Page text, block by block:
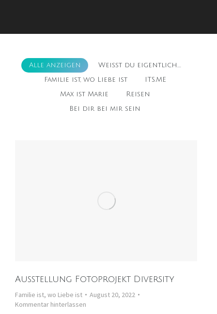
Alle anzeigen
Weißt du eigentlich....
Familie ist, wo Liebe ist
ITS.ME
Max ist Marie
Reisen
Bei dir bei mir sein
Ausstellung Fotoprojekt Diversity
Familie ist, wo Liebe ist
August 20, 2022
Kommentar hinterlassen